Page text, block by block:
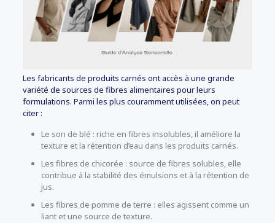
Les fabricants de produits carnés ont accès à une grande
variété de sources de fibres alimentaires pour leurs
formulations. Parmi les plus couramment utilisées, on peut
citer :
Le son de blé : riche en fibres insolubles, il améliore la
texture et la rétention d’eau dans les produits carnés.
Les fibres de chicorée : source de fibres solubles, elle
contribue à la stabilité des émulsions et à la rétention de
jus.
Les fibres de pomme de terre : elles agissent comme un
liant et une source de texture.